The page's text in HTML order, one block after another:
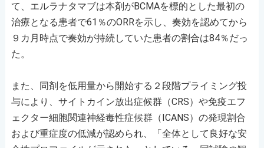
て、エルラナタマブは本剤がBCMAを標的とした最初の
治療となる患者で61％のORRを示し、奏効を認めてから
９カ月時点で奏効が持続していた患者の割合は84％だっ
た。
また、同剤を低用量から開始する２段階プライミング投
与により、サイトカイン放出症候群（CRS）や免疫エフ
ェクター細胞関連神経毒性症候群（ICANS）の発現割合
および重症度の低減が認められ、「全体として良好な安